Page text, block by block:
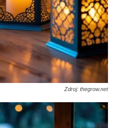
Zdroj: thegrow.net